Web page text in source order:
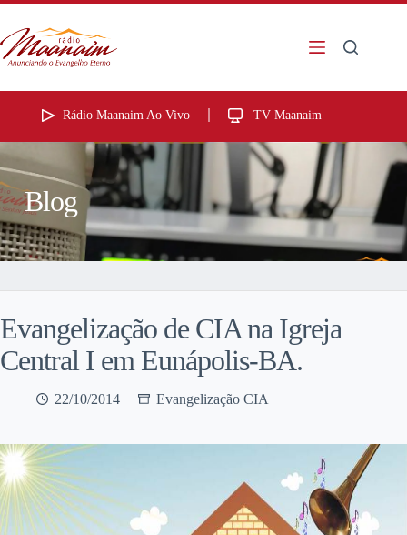
Rádio Maanaim Ao Vivo TV Maanaim
Blog
Evangelização de CIA na Igreja
Central I em Eunápolis-BA.
22/10/2014 Evangelização CIA